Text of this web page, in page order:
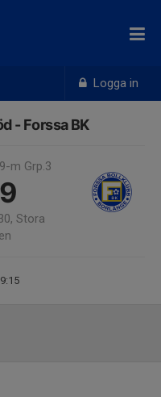
Logga in
- Forssa BK
m Grp.3
Stora